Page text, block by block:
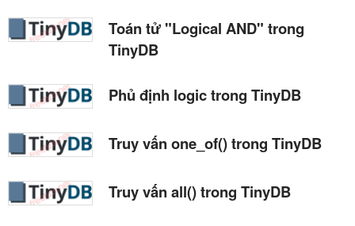
Toán tử "Logical AND" trong
TinyDB
Phủ định logic trong TinyDB
Truy vấn one_of() trong TinyDB
Truy vấn all() trong TinyDB